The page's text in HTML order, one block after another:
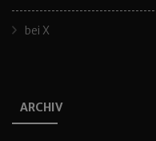
bei X
ARCHIV